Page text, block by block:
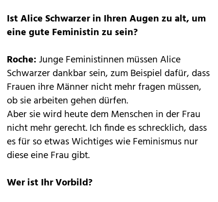
Ist Alice Schwarzer in Ihren Augen zu alt, um
eine gute Feministin zu sein?
Roche:Junge Feministinnen müssen Alice
Schwarzer dankbar sein, zum Beispiel dafür, dass
Frauen ihre Männer nicht mehr fragen müssen,
ob sie arbeiten gehen dürfen.
Aber sie wird heute dem Menschen in der Frau
nicht mehr gerecht. Ich finde es schrecklich, dass
es für so etwas Wichtiges wie Feminismus nur
diese eine Frau gibt.
Wer ist Ihr Vorbild?